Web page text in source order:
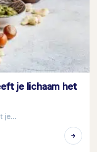
je lichaam het
je…